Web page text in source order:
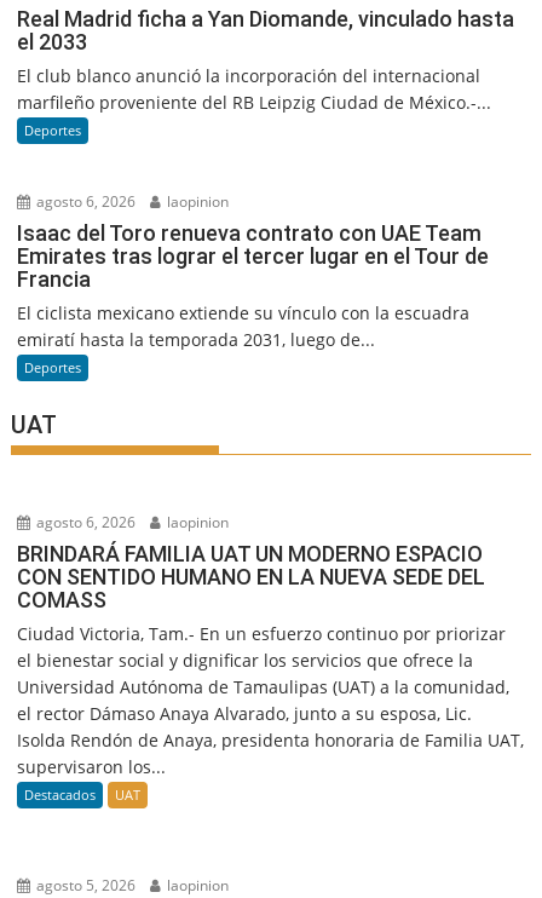
Real Madrid ficha a Yan Diomande, vinculado hasta
el 2033
El club blanco anunció la incorporación del internacional
marfileño proveniente del RB Leipzig Ciudad de México.-...
Deportes
agosto 6, 2026 laopinion
Isaac del Toro renueva contrato con UAE Team
Emirates tras lograr el tercer lugar en el Tour de
Francia
El ciclista mexicano extiende su vínculo con la escuadra
emiratí hasta la temporada 2031, luego de...
Deportes
UAT
agosto 6, 2026 laopinion
BRINDARÁ FAMILIA UAT UN MODERNO ESPACIO
CON SENTIDO HUMANO EN LA NUEVA SEDE DEL
COMASS
Ciudad Victoria, Tam.- En un esfuerzo continuo por priorizar
el bienestar social y dignificar los servicios que ofrece la
Universidad Autónoma de Tamaulipas (UAT) a la comunidad,
el rector Dámaso Anaya Alvarado, junto a su esposa, Lic.
Isolda Rendón de Anaya, presidenta honoraria de Familia UAT,
supervisaron los...
Destacados UAT
agosto 5, 2026 laopinion